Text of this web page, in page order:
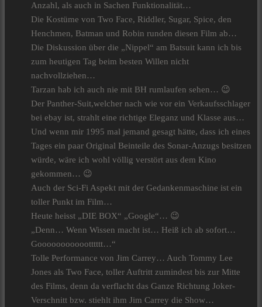
Anzahl, als auch in Sachen Funktionalität…
Die Kostüme von Two Face, Riddler, Sugar, Spice, den
Henchmen, Batman und Robin runden diesen Film ab…
Die Diskussion über die „Nippel“ am Batsuit kann ich bis
zum heutigen Tag beim besten Willen nicht
nachvollziehen…
Tarzan hab ich auch nie mit BH rumlaufen sehen… 😉
Der Panther-Suit,welcher nach wie vor ein Verkaufsschlager
bei ebay ist, strahlt eine richtige Eleganz und Klasse aus…
Und wenn mir 1995 mal jemand gesagt hätte, dass ich eines
Tages ein paar Original Beinteile des Sonar-Anzugs besitzen
würde, wäre ich wohl völlig verstört aus dem Kino
gekommen… 😉
Auch der Sci-Fi Aspekt mit der Gedankenmaschine ist ein
toller Punkt im Film…
Heute heisst „DIE BOX“ „Google“… 😉
„Denn… Wenn Wissen macht ist… Heiß ich ab sofort…
Goooooooooootttttt…“
Tolle Performance von Jim Carrey… Auch Tommy Lee
Jones als Two Face, toller Auftritt zumindest bis zur Mitte
des Films, denn da verflacht das Ganze Richtung Joker-
Verschnitt bzw. stiehlt ihm Jim Carrey die Show…